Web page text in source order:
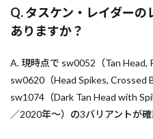
Q. タスケン・レイダー
ありますか？
A. 現時点で sw0052（Tan Head,
sw0620（Head Spikes, Crossed
sw1074（Dark Tan Head with
／2020年〜）の3バリアントが確